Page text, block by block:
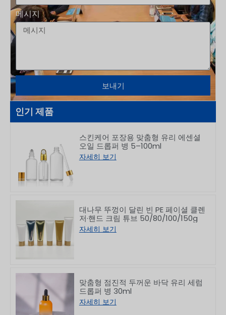
메시지
보내기
인기 제품
스킨케어 포장용 맞춤형 유리 에센셜
오일 드롭퍼 병 5–100ml
자세히 보기
대나무 뚜껑이 달린 빈 PE 페이셜 클렌
저·핸드 크림 튜브 50/80/100/150g
자세히 보기
맞춤형 점진적 두꺼운 바닥 유리 세럼
드롭퍼 병 30ml
자세히 보기